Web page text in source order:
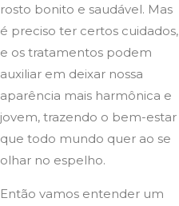
rosto bonito e saudável. Mas
é preciso ter certos cuidados,
e os tratamentos podem
auxiliar em deixar nossa
aparência mais harmônica e
jovem, trazendo o bem-estar
que todo mundo quer ao se
olhar no espelho.
Então vamos entender um